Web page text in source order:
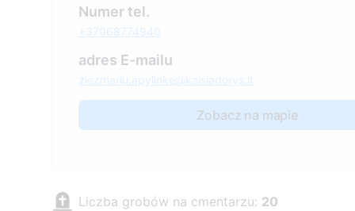
Numer tel.
+37068774940
adres E-mailu
ziezmariu.apylinke@kaisiadorys.lt
Zobacz na mapie
Liczba grobów na cmentarzu: 20